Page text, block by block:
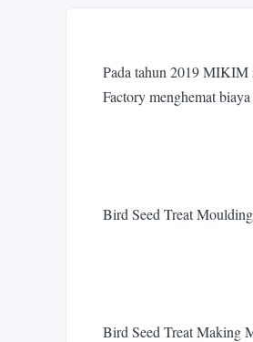
Pada tahun 2019 MIKIM
Factory menghemat
Bird Seed Treat
Bird Seed Treat Making